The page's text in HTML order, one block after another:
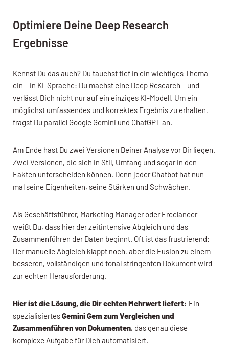
Optimiere Deine Deep Research
Ergebnisse
Kennst Du das auch? Du tauchst tief in ein wichtiges Thema
ein – in KI-Sprache: Du machst eine Deep Research – und
verlässt Dich nicht nur auf ein einziges KI-Modell. Um ein
möglichst umfassendes und korrektes Ergebnis zu erhalten,
fragst Du parallel Google Gemini und ChatGPT an.
Am Ende hast Du zwei Versionen Deiner Analyse vor Dir liegen.
Zwei Versionen, die sich in Stil, Umfang und sogar in den
Fakten unterscheiden können. Denn jeder Chatbot hat nun
mal seine Eigenheiten, seine Stärken und Schwächen.
Als Geschäftsführer, Marketing Manager oder Freelancer
weißt Du, dass hier der zeitintensive Abgleich und das
Zusammenführen der Daten beginnt. Oft ist das frustrierend:
Der manuelle Abgleich klappt noch, aber die Fusion zu einem
besseren, vollständigen und tonal stringenten Dokument wird
zur echten Herausforderung.
Hier ist die Lösung, die Dir echten Mehrwert liefert: Ein
spezialisiertesGemini Gem zum Vergleichen und
Zusammenführen von Dokumenten, das genau diese
komplexe Aufgabe für Dich automatisiert.